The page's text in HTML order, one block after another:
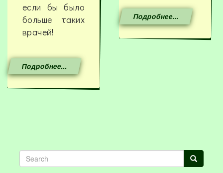
если бы было
больше таких
врачей!
Подробнее...
Подробнее...
Search Search